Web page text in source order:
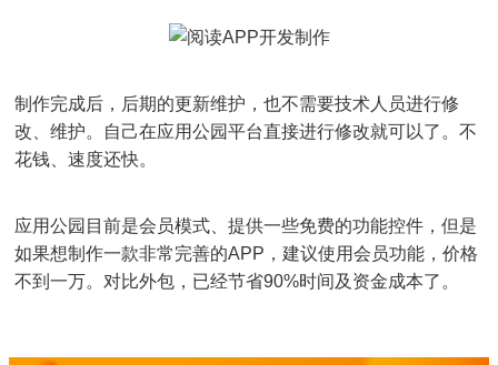
制作完成后，后期的更新维护，也不需要技术人员进行修
改、维护。自己在应用公园平台直接进行修改就可以了。不
花钱、速度还快。
应用公园目前是会员模式、提供一些免费的功能控件，但是
如果想制作一款非常完善的APP，建议使用会员功能，价格
不到一万。对比外包，已经节省90%时间及资金成本了。